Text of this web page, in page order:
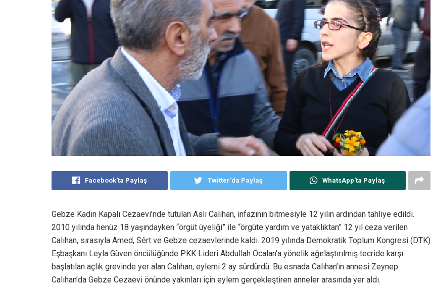
Facebook'ta Paylaş Twitter'da Paylaş WhatsApp'ta Paylaş
Gebze Kadın Kapalı Cezaevi’nde tutulan Aslı Calıhan, infazının bitmesiyle 12 yılın ardından tahliye edildi.
2010 yılında henüz 18 yaşındayken “örgüt üyeliği” ile “örgüte yardım ve yataklıktan” 12 yıl ceza verilen
Calıhan, sırasıyla Amed, Sêrt ve Gebze cezaevlerinde kaldı. 2019 yılında Demokratik Toplum Kongresi (DTK)
Eşbaşkanı Leyla Güven öncülüğünde PKK Lideri Abdullah Öcalan’a yönelik ağırlaştırılmış tecride karşı
başlatılan açlık grevinde yer alan Calıhan, eylemi 2 ay sürdürdü. Bu esnada Calıhan’ın annesi Zeynep
Calıhan’da Gebze Cezaevi önünde yakınları için eylem gerçekleştiren anneler arasında yer aldı.